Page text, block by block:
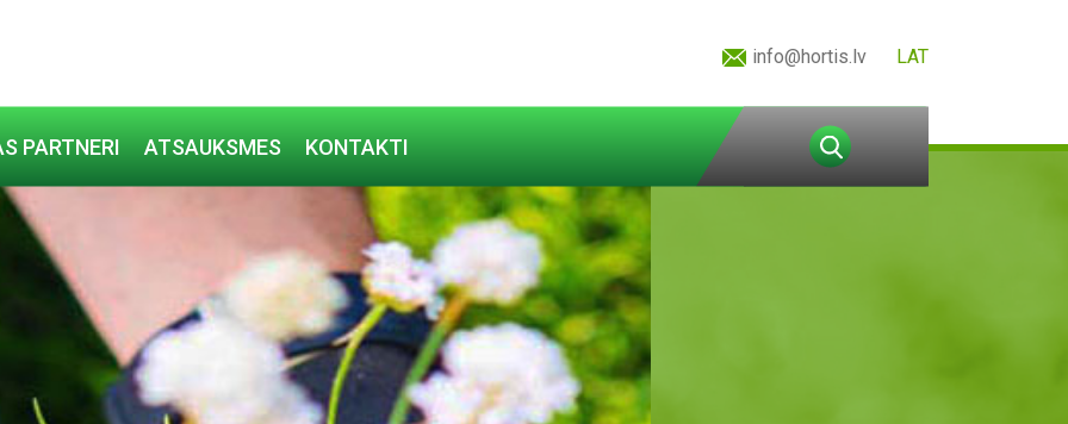
info@hortis.lv LAT
PARTNERI ATSAUKSMES KONTAKTI